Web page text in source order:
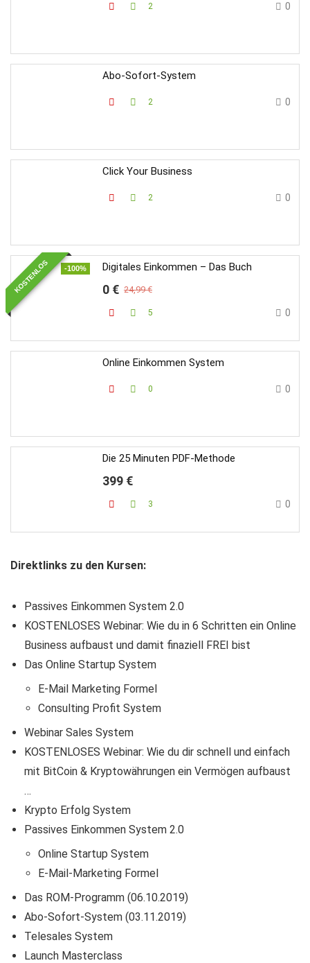
2 0
Abo-Sofort-System
2 0
Click Your Business
2 0
KOSTENLOS -100% Digitales Einkommen – Das Buch
0 € 24,99 €
5 0
Online Einkommen System
0 0
Die 25 Minuten PDF-Methode
399 €
3 0
Direktlinks zu den Kursen:
Passives Einkommen System 2.0
KOSTENLOSES Webinar: Wie du in 6 Schritten ein Online
Business aufbaust und damit finaziell FREI bist
Das Online Startup System
E-Mail Marketing Formel
Consulting Profit System
Webinar Sales System
KOSTENLOSES Webinar: Wie du dir schnell und einfach
mit BitCoin & Kryptowährungen ein Vermögen aufbaust
…
Krypto Erfolg System
Passives Einkommen System 2.0
Online Startup System
E-Mail-Marketing Formel
Das ROM-Programm (06.10.2019)
Abo-Sofort-System (03.11.2019)
Telesales System
Launch Masterclass